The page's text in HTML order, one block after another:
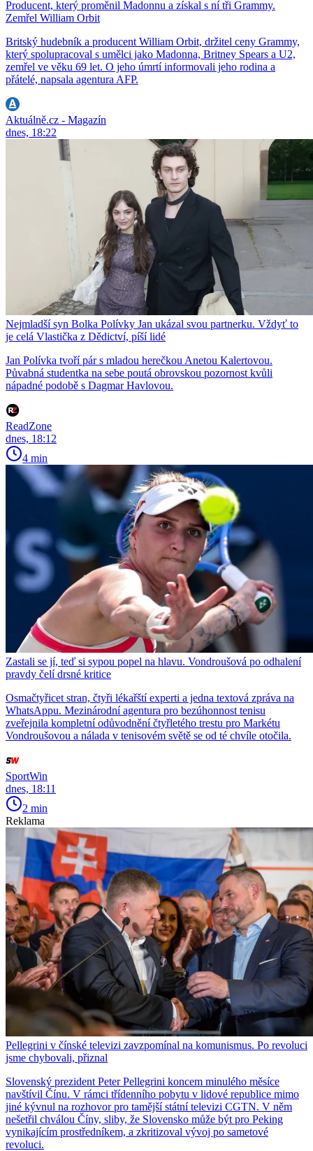
Producent, který proměnil Madonnu a získal s ní tři Grammy.
Zemřel William Orbit
Britský hudebník a producent William Orbit, držitel ceny Grammy,
který spolupracoval s umělci jako Madonna, Britney Spears a U2,
zemřel ve věku 69 let. O jeho úmrtí informovali jeho rodina a
přátelé, napsala agentura AFP.
Aktuálně.cz - Magazín
dnes, 18:22
Nejmladší syn Bolka Polívky Jan ukázal svou partnerku. Vždyť to
je celá Vlastička z Dědictví, píší lidé
Jan Polívka tvoří pár s mladou herečkou Anetou Kalertovou.
Půvabná studentka na sebe poutá obrovskou pozornost kvůli
nápadné podobě s Dagmar Havlovou.
ReadZone
dnes, 18:12
4 min
Zastali se jí, teď si sypou popel na hlavu. Vondroušová po odhalení
pravdy čelí drsné kritice
Osmačtyřicet stran, čtyři lékařští experti a jedna textová zpráva na
WhatsAppu. Mezinárodní agentura pro bezúhonnost tenisu
zveřejnila kompletní odůvodnění čtyřletého trestu pro Markétu
Vondroušovou a nálada v tenisovém světě se od té chvíle otočila.
SportWin
dnes, 18:11
2 min
Reklama
Pellegrini v čínské televizi zavzpomínal na komunismus. Po revoluci
jsme chybovali, přiznal
Slovenský prezident Peter Pellegrini koncem minulého měsíce
navštívil Čínu. V rámci třídenního pobytu v lidové republice mimo
jiné kývnul na rozhovor pro tamější státní televizi CGTN. V něm
nešetřil chválou Číny, sliby, že Slovensko může být pro Peking
vynikajícím prostředníkem, a zkritizoval vývoj po sametové
revoluci.